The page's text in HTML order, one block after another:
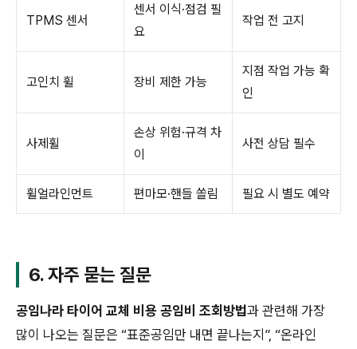
TPMS 센서
센서 이식·점검 필
요
작업 전 고지
고인치 휠 장비 제한 가능
지점 작업 가능 확
인
사제휠
손상 위험·규격 차
이
사전 상담 필수
휠얼라인먼트 편마모·핸들 쏠림 필요 시 별도 예약
6. 자주 묻는 질문
공임나라 타이어 교체 비용 공임비 조회방법과 관련해 가장
많이 나오는 질문은 “표준공임만 내면 끝나는지”, “온라인